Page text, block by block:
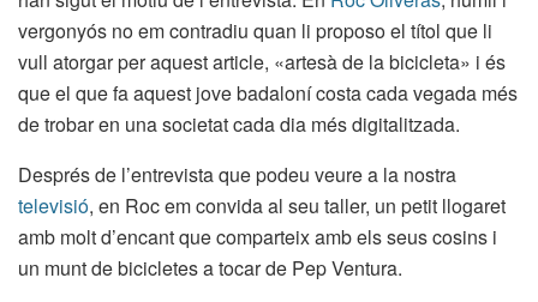
vergonyós no em contradiu quan li proposo el títol que li
vull atorgar per aquest article, «artesà de la bicicleta» i és
que el que fa aquest jove badaloní costa cada vegada més
de trobar en una societat cada dia més digitalitzada.
Després de l’entrevista que podeu veure a la nostra
televisió, en Roc em convida al seu taller, un petit llogaret
amb molt d’encant que comparteix amb els seus cosins i
un munt de bicicletes a tocar de Pep Ventura.